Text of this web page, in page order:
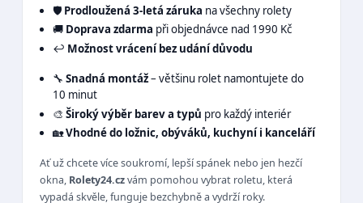
🛡️ Prodloužená 3-letá záruka na všechny rolety
🚚 Doprava zdarma při objednávce nad 1990 Kč
↩️ Možnost vrácení bez udání důvodu
🔧 Snadná montáž– většinu rolet namontujete do
10 minut
🎨 Široký výběr barev a typů pro každý interiér
🏡Vhodné do ložnic, obýváků, kuchyní i kanceláří
Ať už chcete více soukromí, lepší spánek nebo jen hezčí
okna, Rolety24.czvám pomohou vybrat roletu, která
vypadá skvěle, funguje bezchybně a vydrží roky.